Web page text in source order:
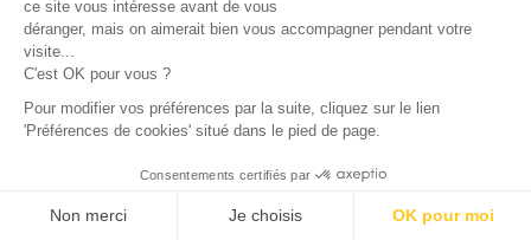
ce site vous intéresse avant de vous
déranger, mais on aimerait bien vous accompagner pendant votre
visite...
C'est OK pour vous ?
Pour modifier vos préférences par la suite, cliquez sur le lien
'Préférences de cookies' situé dans le pied de page.
Consentements certifiés par
Non merci Je choisis OK pour moi